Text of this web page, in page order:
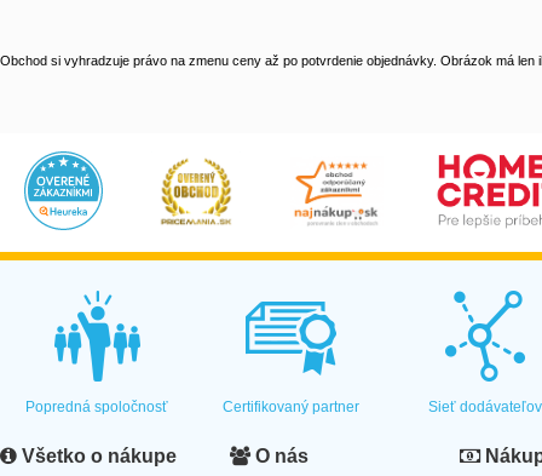
Obchod si vyhradzuje právo na zmenu ceny až po potvrdenie objednávky. Obrázok má len
Popredná spoločnosť Certifikovaný partner Sieť dodávateľov
Všetko o nákupe O nás